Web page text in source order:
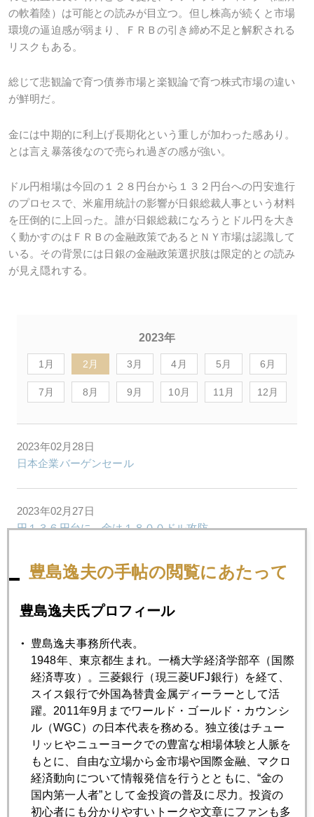
の軟着陸）は可能との読みが目立つ。但し株高が続くと市場
環境の逼迫感が弱まり、ＦＲＢの引き締め不足と解釈される
リスクもある。
総じて悲観論で育つ債券市場と楽観論で育つ株式市場の違い
が鮮明だ。
金には中期的に利上げ長期化という重しが加わった感あり。
とは言え暴落後なので売られ過ぎの感が強い。
ドル円相場は今回の１２８円台から１３２円台への円安進行
のプロセスで、米雇用統計の影響が日銀総裁人事という材料
を圧倒的に上回った。誰が日銀総裁になろうとドル円を大き
く動かすのはＦＲＢの金融政策であるとＮＹ市場は認識して
いる。その背景には日銀の金融政策選択肢は限定的との読み
が見え隠れする。
2023年
1月 2月 3月 4月 5月 6月
7月 8月 9月 10月 11月 12月
2023年02月28日
日本企業バーゲンセール
2023年02月27日
円１３６円台に、金は１８００ドル攻防
2023年02月24日
2023年02月21日
いよいよ日本でもインフレの備えを考える時
2023年02月20日
中国、官民でコツコツと公的金購入
2023年02月17日
３月利上げ０．５％も米インフレ迷走、振り回される金価
豊島逸夫の手帖の閲覧にあたって
豊島逸夫氏プロフィール
豊島逸夫事務所代表。
1948年、東京都生まれ。一橋大学経済学部卒（国際
経済専攻）。三菱銀行（現三菱UFJ銀行）を経て、
スイス銀行で外国為替貴金属ディーラーとして活
躍。2011年9月までワールド・ゴールド・カウンシ
ル（WGC）の日本代表を務める。独立後はチュー
リッヒやニューヨークでの豊富な相場体験と人脈を
もとに、自由な立場から金市場や国際金融、マクロ
経済動向について情報発信を行うとともに、“金の
国内第一人者”として金投資の普及に尽力。投資の
初心者にも分かりやすいトークや文章にファンも多